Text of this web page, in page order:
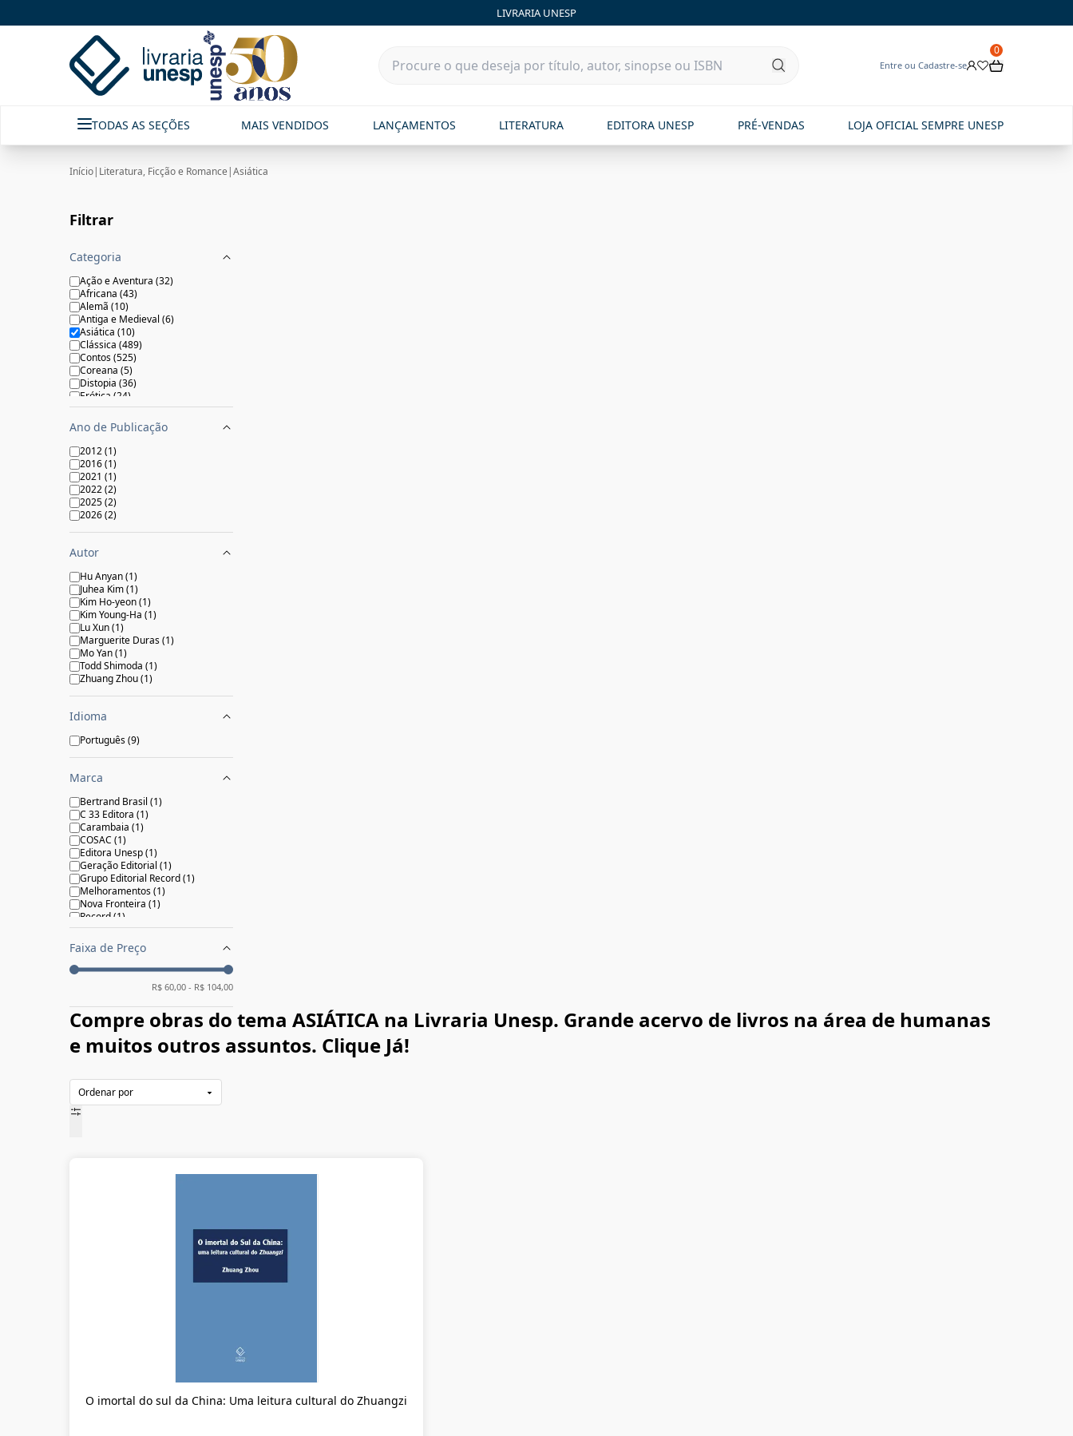
LIVRARIA UNESP
Entre ou Cadastre-se
0
TODAS AS SEÇÕES MAIS VENDIDOS LANÇAMENTOS LITERATURA EDITORA UNESP PRÉ-VENDAS LOJA OFICIAL SEMPRE UNESP
Início| Literatura, Ficção e Romance |Asiática
Filtrar
Categoria
Ação e Aventura (32)
Africana (43)
Alemã (10)
Antiga e Medieval (6)
Asiática (10)
Clássica (489)
Contos(525)
Coreana (5)
Distopia (36)
Erótica (24)
Esotérica(3)
Espanhola 2
Europeia(52)
Fantástica
Feminista
Ficção Científica
Francesa
Grega(3
Hispânica e Latina
Histórica
Humor(66)
Indígena
Japonesa(12
Latino-americana
Mulheres(78)
Norte-americana
Oriente Médio
Policial, Suspense e Mistério
Portuguesa
Queer(35)
Religiosa(24)
Russa e Leste Europeu
Ano de Publicação
2012(1)
2016(1)
2021 (1)
2022(2)
2025(2)
2026(2)
Autor
Hu Anyan(1)
Juhea Kim(1)
Kim Ho-yeon(1)
Kim Young-Ha (1)
Lu Xun(1)
Marguerite Duras(1)
Mo Yan(1)
Todd Shimoda (1)
Zhuang Zhou(1)
Idioma
Português(9)
Marca
Bertrand Brasil (1)
C 33 Editora (1)
Carambaia (1)
COSAC (1)
Editora Unesp(1)
Geração Editorial (1)
Grupo Editorial Record(1)
Melhoramentos(1)
Nova Fronteira (1)
Record(1)
Faixa de Preço
R$ 60,00 - R$ 104,00
Compre obras do tema ASIÁTICA na Livraria Unesp. Grande acervo de livros na área de humanas
e muitos outros assuntos. Clique Já!
O imortal do sul da China: Uma leitura cultural do Zhuangzi